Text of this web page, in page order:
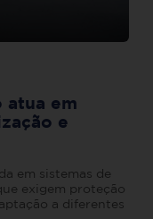
atua em
e
em sistemas de
exigem proteção
a diferentes